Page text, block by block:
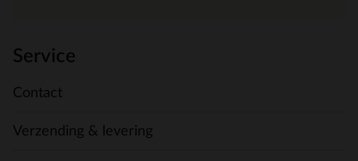
Service
Contact
Verzending & levering